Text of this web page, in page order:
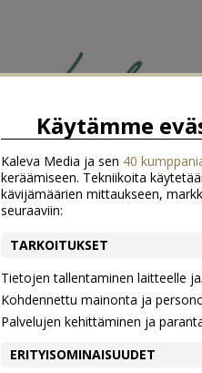
Käytämme
Kaleva Media ja sen 40
keräämiseen. Tekniikoita
kävijämäärien mittaukseen,
seuraaviin:
TARKOITUKSET
Tietojen tallentaminen laitteelle
Kohdennettu mainonta ja
Palvelujen kehittäminen ja
ERITYISOMINAISUUDET